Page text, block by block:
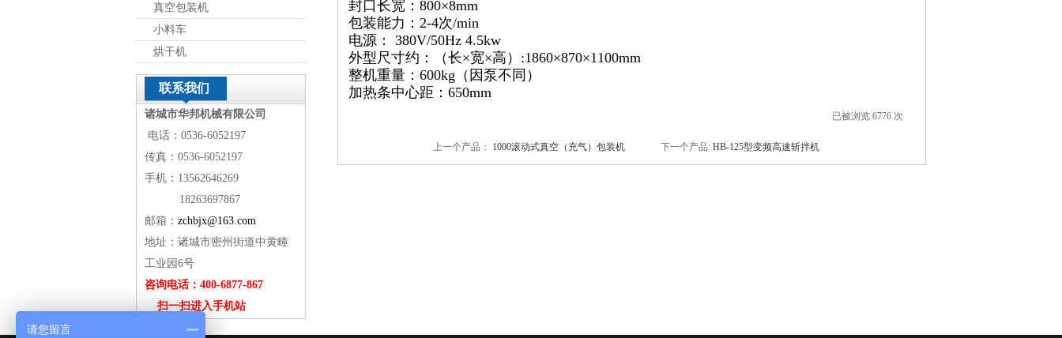
真空包装机
小料车
烘干机
联系我们
诸城市华邦机械有限公司
电话：0536-6052197
传真：0536-6052197
手机：13562646269
18263697867
邮箱： zchbjx@163.com
地址：诸城市密州街道中黄疃
工业园6号
咨询电话：400-6877-867
扫一扫进入手机站
封口长宽：800×8mm
包装能力：2-4次/min
电源： 380V/50Hz 4.5kw
外型尺寸约：（长×宽×高）:1860×870×1100mm
整机重量：600kg（因泵不同）
加热条中心距：650mm
已被浏览 6776 次
上一个产品： 1000滚动式真空（充气）包装机下一个产品: HB-125型变频高速斩拌机
请您留言